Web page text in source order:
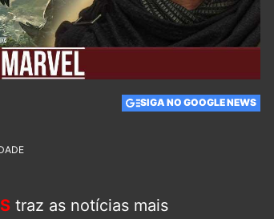
SIGA NO GOOGLE NEWS
traz as notícias mais